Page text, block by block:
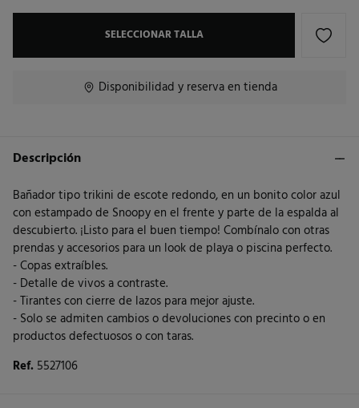
SELECCIONAR TALLA
Disponibilidad y reserva en tienda
Descripción
Bañador tipo trikini de escote redondo, en un bonito color azul
con estampado de Snoopy en el frente y parte de la espalda al
descubierto. ¡Listo para el buen tiempo! Combínalo con otras
prendas y accesorios para un look de playa o piscina perfecto.
- Copas extraíbles.
- Detalle de vivos a contraste.
- Tirantes con cierre de lazos para mejor ajuste.
- Solo se admiten cambios o devoluciones con precinto o en
productos defectuosos o con taras.
Ref. 5527106